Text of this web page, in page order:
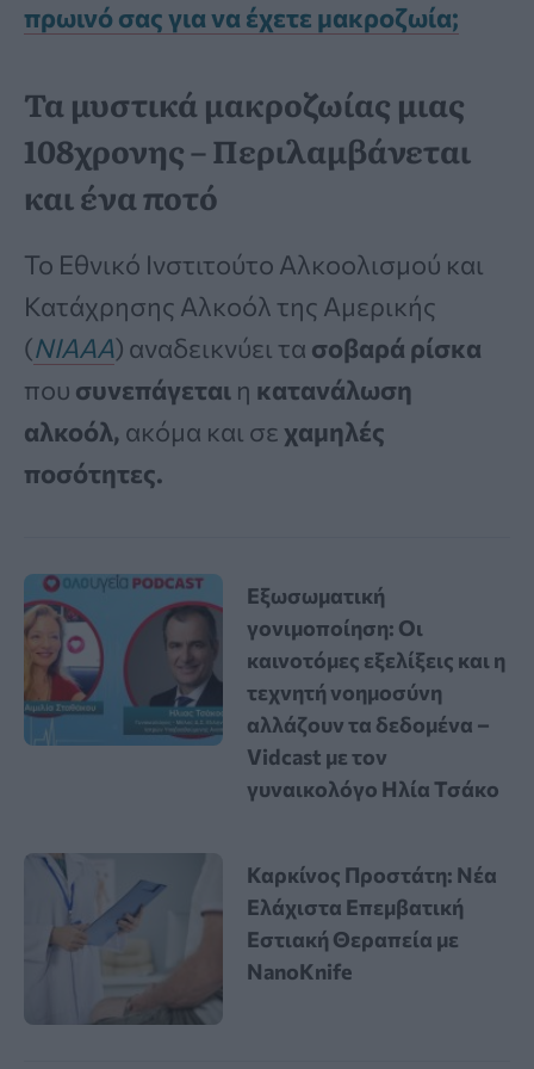
πρωινό σας για να έχετε μακροζωία;
Τα μυστικά μακροζωίας μιας
108χρονης – Περιλαμβάνεται
και ένα ποτό
Το Εθνικό Ινστιτούτο Αλκοολισμού και
Κατάχρησης Αλκοόλ της Αμερικής
(NIAAA) αναδεικνύει τα σοβαρά ρίσκα
που συνεπάγεται η κατανάλωση
αλκοόλ, ακόμα και σε χαμηλές
ποσότητες.
Εξωσωματική
γονιμοποίηση: Οι
καινοτόμες εξελίξεις και η
τεχνητή νοημοσύνη
αλλάζουν τα δεδομένα –
Vidcast με τον
γυναικολόγο Ηλία Τσάκο
Καρκίνος Προστάτη: Νέα
Ελάχιστα Επεμβατική
Εστιακή Θεραπεία με
NanoKnife